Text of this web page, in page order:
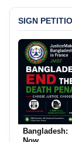
SIGN
Now
Urgent Call